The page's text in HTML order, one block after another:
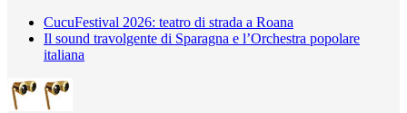
CucuFestival 2026: teatro di strada a Roana
Il sound travolgente di Sparagna e l’Orchestra popolare
italiana